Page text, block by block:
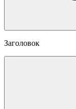
Заголовок